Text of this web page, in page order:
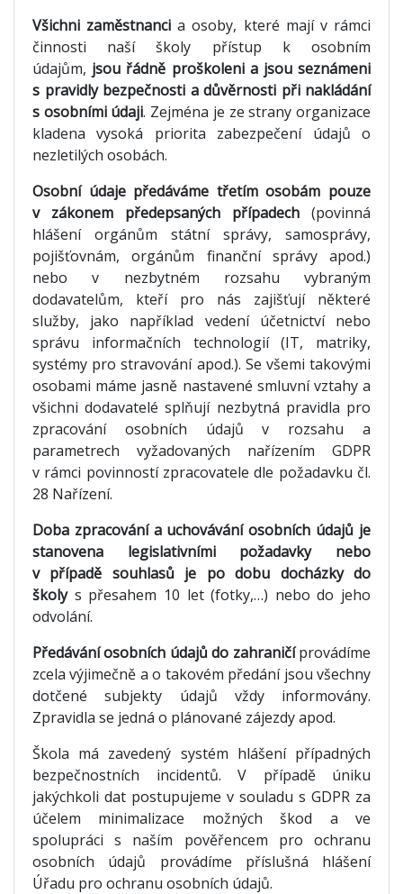
Všichni zaměstnanci a osoby, které mají v rámci
činnosti naší školy přístup k osobním
údajům, jsou řádně proškoleni a jsou seznámeni
s pravidly bezpečnosti a důvěrnosti při nakládání
s osobními údaji. Zejména je ze strany organizace
kladena vysoká priorita zabezpečení údajů o
nezletilých osobách.
Osobní údaje předáváme třetím osobám pouze
v zákonem předepsaných případech (povinná
hlášení orgánům státní správy, samosprávy,
pojišťovnám, orgánům finanční správy apod.)
nebo v nezbytném rozsahu vybraným
dodavatelům, kteří pro nás zajišťují některé
služby, jako například vedení účetnictví nebo
správu informačních technologií (IT, matriky,
systémy pro stravování apod.). Se všemi takovými
osobami máme jasně nastavené smluvní vztahy a
všichni dodavatelé splňují nezbytná pravidla pro
zpracování osobních údajů v rozsahu a
parametrech vyžadovaných nařízením GDPR
v rámci povinností zpracovatele dle požadavku čl.
28 Nařízení.
Doba zpracování a uchovávání osobních údajů je
stanovena legislativními požadavky nebo
v případě souhlasů je po dobu docházky do
školys přesahem 10 let (fotky,…) nebo do jeho
odvolání.
Předávání osobních údajů do zahraničíprovádíme
zcela výjimečně a o takovém předání jsou všechny
dotčené subjekty údajů vždy informovány.
Zpravidla se jedná o plánované zájezdy apod.
Škola má zavedený systém hlášení případných
bezpečnostních incidentů. V případě úniku
jakýchkoli dat postupujeme v souladu s GDPR za
účelem minimalizace možných škod a ve
spolupráci s naším pověřencem pro ochranu
osobních údajů provádíme příslušná hlášení
Úřadu pro ochranu osobních údajů.